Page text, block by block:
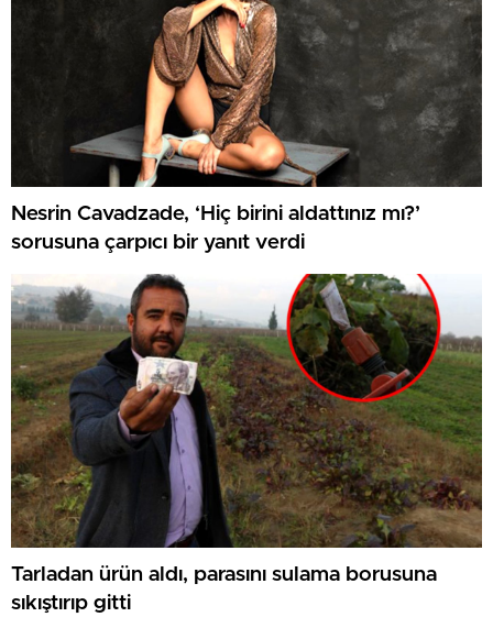
Nesrin Cavadzade, ‘Hiç birini aldattınız mı?’
sorusuna çarpıcı bir yanıt verdi
Tarladan ürün aldı, parasını sulama borusuna
sıkıştırıp gitti